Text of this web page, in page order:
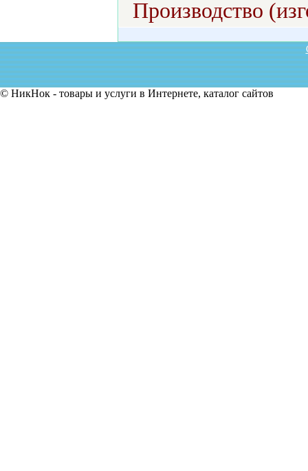
Производство
© НикНок - товары и услуги в Интернете, каталог сайтов